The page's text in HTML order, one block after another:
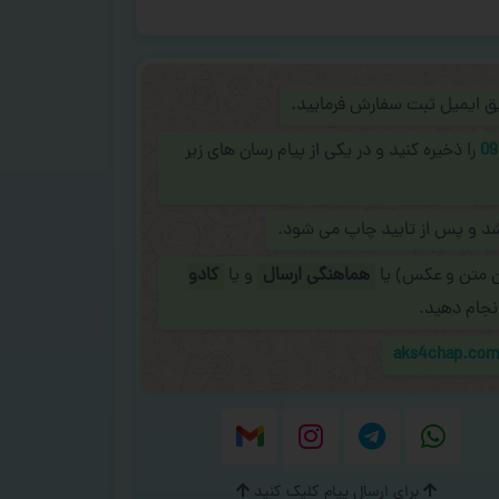
ایمیل ثبت سفارش فرمایید.
را ذخیره کنید و در یکی از پیام رسان های زیر
و پس از تایید چاپ می شود.
متن و عکس) یا هماهنگی ارسال و یا کادو
دهید.
برای ارسال پیام کلیک کنید